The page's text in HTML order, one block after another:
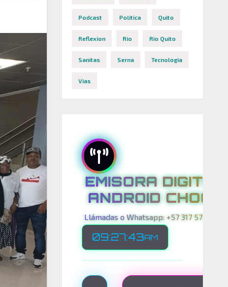
Podcast Politica Quito
Reflexion Rio Rio Quito
Sanitas Serna Tecnologia
Vias
EMISORA DIGITAL
ANDROID CHOCO
Llámadas o Whatsapp: +57 317 575 00 21
09:27:45AM